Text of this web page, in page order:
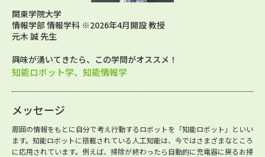
関東学院大学
情報学部 情報学科 ※2026年4月開設 教授
元木 誠 先生
興味が湧いてきたら、この学問がオススメ！
知能ロボット学、知能情報学
メッセージ
周囲の情報をもとに自分で考え行動するロボットを「知能ロボット」といい
ます。知能ロボットに搭載されている人工知能は、今ではさまざまなところ
に応用されています。例えば、掃除が終わったら自動的に充電器に戻るお掃